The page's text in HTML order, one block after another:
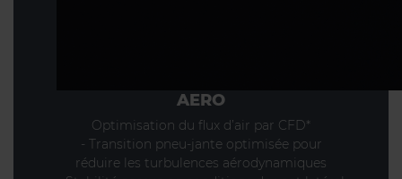
AERO
Optimisation du flux d’air par CFD*
- Transition pneu-jante optimisée pour
réduire les turbulences aérodynamiques